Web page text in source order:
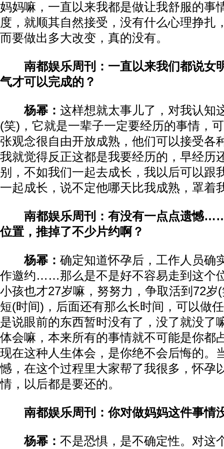
妈妈嘛，一直以来我都是做让我舒服的事
度，就顺其自然接受，没有什么心理挣扎
而要做出多大改变，真的没有。
南都娱乐周刊：一直以来我们都说女
气才可以完成的？
杨幂： 这样想就太事儿了，对我认知
(笑)，它就是一辈子一定要经历的事情，
张观念很自由开放成熟，他们可以接受各
我就觉得反正这都是我要经历的，早经历
别，不如我们一起去成长，我以后可以跟
一起成长，说不定他哪天比我成熟，罩着
南都娱乐周刊：有没有一点点遗憾
位置，推掉了不少片约啊？
杨幂： 确定知道怀孕后，工作人员确
作邀约……那么是不是好不容易走到这个
小孩也才27岁嘛，努努力，争取活到72岁
短(时间)，后面还有那么长时间，可以做
是说眼前的东西暂时没有了，没了就没了
体会嘛，本来所有的事情就不可能是你都
现在这种人生体会，是你绝不会后悔的。
憾，在这个过程里大家帮了我很多，怀孕
情，以后都是要还的。
南都娱乐周刊：你对做妈妈这件事情
杨幂： 不是恐惧，是不确定性。对这